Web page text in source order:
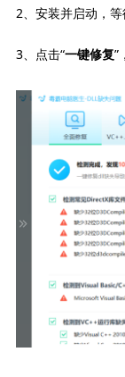
2、安装并启动，等
3、点击“一键修复”